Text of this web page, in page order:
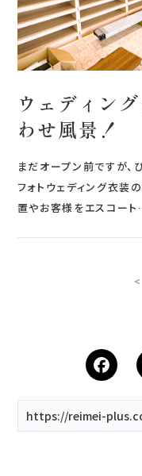
ウェディン
わせ風景！
まだオープン前ですが、
フォトウェディング衣装
置やお客様をエスコー
＜
https://reimei-